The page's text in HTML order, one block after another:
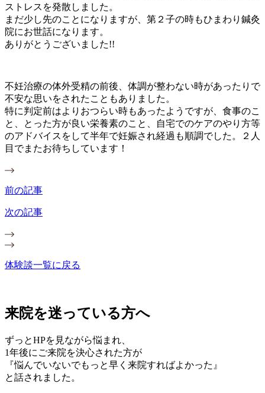
ストレスを発散しました。
まだ少し先のことになりますが、第２子の時もひまわり鍼灸
院にお世話になります。
ありがとうございました!!
不妊治療の体外受精の前後、体調が整わない時があったりで
不安な思いをされたこともありました。
特に判定前はよりおつらい時もあったようですが、食事のこ
と、とった方が良い栄養素のこと、自宅でのケアのやり方等
のアドバイスをして半年で妊娠され経過も順調でした。２人
目でまたお待ちしています！
前の記事
次の記事
体験談一覧に戻る
来院を迷っている方へ
ずっとHPを見ながら悩まれ、
1年後にご来院を決心された方が
『悩んでいないでもっと早く来院すればよかった』
と話されました。